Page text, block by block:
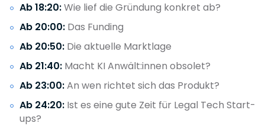
Ab 18:20:Wie lief die Gründung konkret ab?
Ab 20:00: Das Funding
Ab 20:50: Die aktuelle Marktlage
Ab 21:40: Macht KI Anwält:innen obsolet?
Ab 23:00:An wen richtet sich das Produkt?
Ab 24:20: Ist es eine gute Zeit für Legal Tech Start-
ups?